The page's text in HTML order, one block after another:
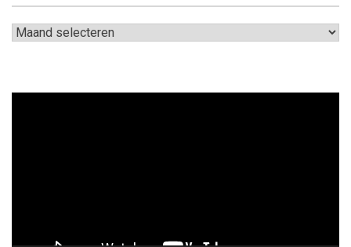
Archieven